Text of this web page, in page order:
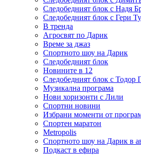
Следобедният блок с Надя
Следобедният блок с Гери
В тренда
Агросвят по Дарик
Време за джаз
Спортното шоу на Дарик
Следобедният блок
Новините в 12
Следобедният блок с Тодор
Музикална програма
Нови хоризонти с Лили
Спортни новини
Избрани моменти от
Спортен маратон
Metropolis
Спортното шоу на Дарик в
Подкаст в ефира